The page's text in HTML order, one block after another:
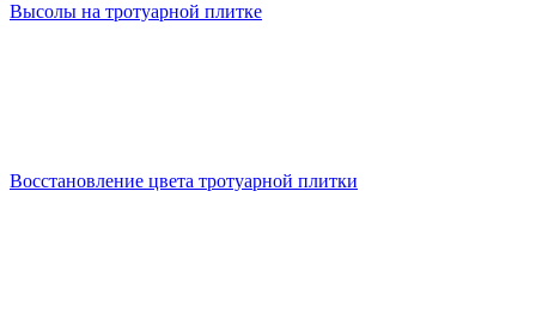
Высолы на тротуарной плитке
Восстановление цвета тротуарной плитки